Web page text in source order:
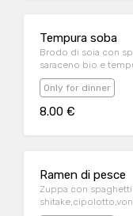
Tempura soba
Brodo di soia con
saraceno bio e
gambero)
Only for dinner
8.00 €
Ramen di pesce
Zuppa con